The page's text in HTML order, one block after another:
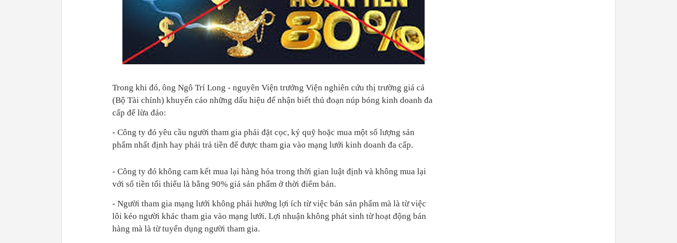
Trong khi đó, ông Ngô Trí Long - nguyên Viện trưởng Viện nghiên cứu thị trường giá cả
(Bộ Tài chính) khuyến cáo những dấu hiệu để nhận biết thủ đoạn núp bóng kinh doanh đa
cấp để lừa đảo:
- Công ty đó yêu cầu người tham gia phải đặt cọc, ký quỹ hoặc mua một số lượng sản
phẩm nhất định hay phải trả tiền để được tham gia vào mạng lưới kinh doanh đa cấp.
- Công ty đó không cam kết mua lại hàng hóa trong thời gian luật định và không mua lại
với số tiền tối thiểu là bằng 90% giá sản phẩm ở thời điểm bán.
- Người tham gia mạng lưới không phải hưởng lợi ích từ việc bán sản phẩm mà là từ việc
lôi kéo người khác tham gia vào mạng lưới. Lợi nhuận không phát sinh từ hoạt động bán
hàng mà là từ tuyển dụng người tham gia.